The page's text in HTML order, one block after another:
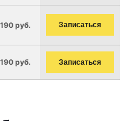
руб. Записаться
руб. Записаться